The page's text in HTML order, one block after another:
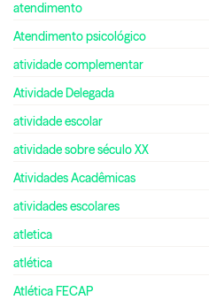
atendimento
Atendimento psicológico
atividade complementar
Atividade Delegada
atividade escolar
atividade sobre século XX
Atividades Acadêmicas
atividades escolares
atletica
atlética
Atlética FECAP